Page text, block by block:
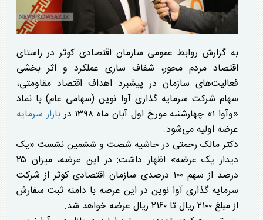
به گزارش روابط عمومی سازمان اقتصادی کوثر در راستای
اقتصاد مردم محور، شفاف سازی عملکرد و اثر بخشی
فعالیت‌های سازمان در پیشبرد اهداف اقتصاد مقاومتی،
سهام شرکت سرمایه گذاری آوا نوین (سهامی عام) با نماد
«وآوا ۱» چهارشنبه مورخ اول آبان ماه ۱۳۹۸ در
بازار سرمایه
عرضه اولیه می‌شود.
دکتر مالک رحمتی در حاشیه شصت و ششمین نشست «یک
دیدار یک عرضه» اظهار داشت: در این عرضه، میزان ۲۵
درصد از سهم ۱۰۰ درصدی سازمان اقتصادی کوثر از شرکت
سرمایه گذاری آوا نوین در این عرصه با دامنه ثبت سفارش
از مبلغ ۲۱۰۰ ریال تا ۲۱۶۰ ریال عرضه خواهد شد.